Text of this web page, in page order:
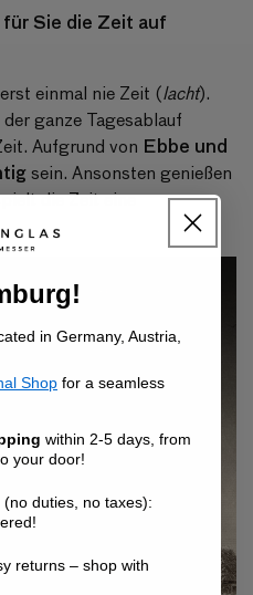
Sie die Zeit auf
einmal nie Zeit (lacht).
ganze Tagesablauf
Aufgrund von Ebbe und
sein. Ansonsten genießen
die Zeit eine
in Germany, Austria,
Shop for a seamless
within 2-5 days, from
your door!
(no duties, no taxes):
returns – shop with